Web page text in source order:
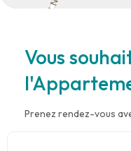
Vous
Prenez rendez-vous